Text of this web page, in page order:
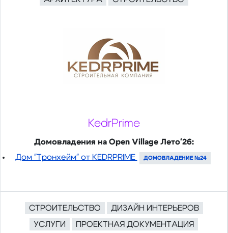
KedrPrime
Домовладения на Open Village Лето'26:
Дом "Тронхейм" от KEDRPRIME
ДОМОВЛАДЕНИЕ №24
СТРОИТЕЛЬСТВО
ДИЗАЙН ИНТЕРЬЕРОВ
УСЛУГИ
ПРОЕКТНАЯ ДОКУМЕНТАЦИЯ